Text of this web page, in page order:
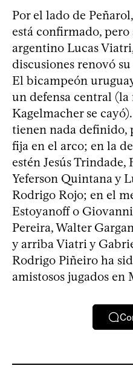
Por el lado de
está confirmado,
argentino Lucas
discusiones renovó
El bicampeón
un defensa central
Kagelmacher se
tienen nada definido,
fija en el arco; en la
estén Jesús
Yeferson Quintana y
Rodrigo Rojo; en el
Estoyanoff o
Pereira, Walter
y arriba Viatri y
Rodrigo Piñeiro ha
amistosos jugados en